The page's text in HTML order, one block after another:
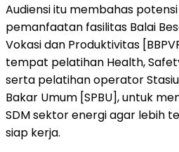
Audiensi itu membahas
pemanfaatan fasilitas Balai
Vokasi dan Produktivitas
tempat pelatihan Health,
serta pelatihan operator
Bakar Umum [SPBU], untuk
SDM sektor energi agar lebih
siap kerja.